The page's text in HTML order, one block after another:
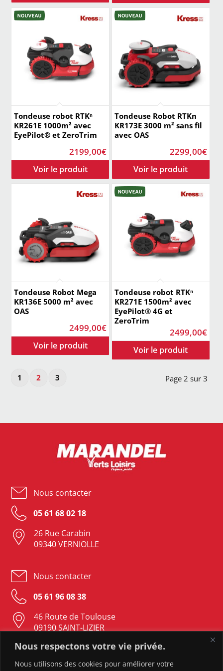
Nous respectons votre vie privée.
Nous utilisons des cookies pour améliorer votre
était :
2659,00€.
est :
Tondeuse robot RTKⁿ
KR261E 1000m² avec
EyePilot® et ZeroTrim
2199,00€
Tondeuse Robot RTKn
KR173E 3000 m² sans fil
avec OAS
2299,00€
Tondeuse Robot Mega
KR136E 5000 m² avec
OAS
2499,00€
Tondeuse robot RTKⁿ
KR271E 1500m² avec
EyePilot® 4G et
ZeroTrim
2499,00€
Page 2 sur 3
1 2 3
Nous contacter
05 61 68 02 18
26 Rue Carabin
09340 VERNIOLLE
Nous contacter
05 61 96 08 38
46 Route de Toulouse
09190 SAINT-LIZIER
Nous contacter